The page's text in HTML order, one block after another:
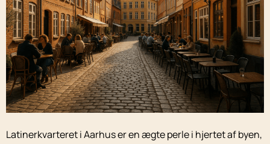
Latinerkvarteret i Aarhus er en ægte perle i hjertet af byen,